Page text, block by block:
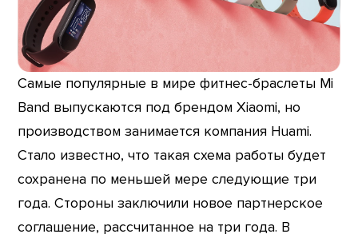
Самые популярные в мире фитнес-браслеты Mi
Band выпускаются под брендом Xiaomi, но
производством занимается компания Huami.
Стало известно, что такая схема работы будет
сохранена по меньшей мере следующие три
года. Стороны заключили новое партнерское
соглашение, рассчитанное на три года. В